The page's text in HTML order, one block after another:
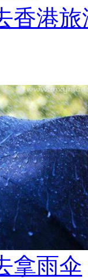
香港旅
拿雨伞